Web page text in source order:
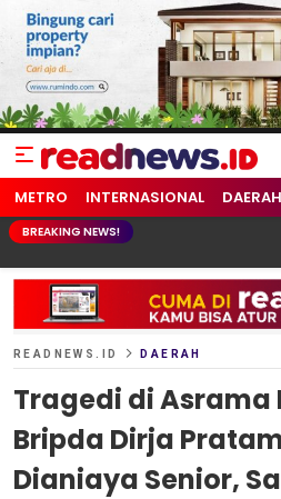
readnews.id
Berita Terkini, Update Terbaru
METRO INTERNASIONAL DAERAH
BREAKING NEWS!
READNEWS.ID DAERAH
Tragedi di Asrama
Bripda Dirja
Dianiaya Senior,